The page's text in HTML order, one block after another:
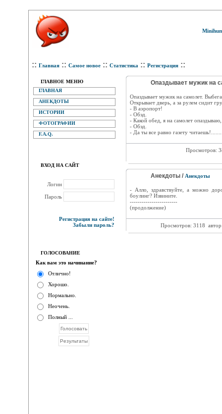
:: Главная :: Самое новое :: Статистика :: Регистрация ::
ГЛАВНОЕ МЕНЮ
ГЛАВНАЯ
АНЕКДОТЫ
ИСТОРИИ
ФОТОГРАФИИ
F.A.Q.
ВХОД НА САЙТ
Логин
Пароль
Регистрация на сайте!
Забыли пароль?
ГОЛОСОВАНИЕ
Как вам это начинание?
Отлично!
Хорошо.
Нормально.
Неочень.
Полный ...
Опаздывает мужик на
Опаздывает мужик на самолет.
Открывает дверь, а за рулем сидит
- В аэропорт!
- Обэд.
- Какой обед, я на самолет
- Обэд.
- Да ты все равно газету
Просмотров:
Анекдоты / Анекдоты
- Алло, здравствуйте, а можно
боулинг? Извините.
------------------------
(продолжение)
Просмотров: 3118